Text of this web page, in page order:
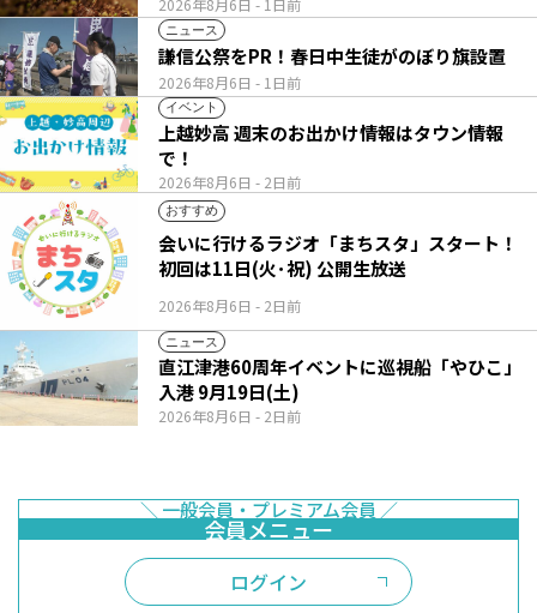
ニュース
2026年8月6日 - 1日前
謙信公祭をPR！春日中生徒がのぼり旗設置
イベント
2026年8月6日 - 2日前
上越妙高 週末のお出かけ情報はタウン情報
で！
おすすめ
2026年8月6日 - 2日前
会いに行けるラジオ「まちスタ」スタート！
初回は11日(火･祝) 公開生放送
ニュース
2026年8月6日 - 2日前
直江津港60周年イベントに巡視船「やひこ」
入港 9月19日(土)
ログイン